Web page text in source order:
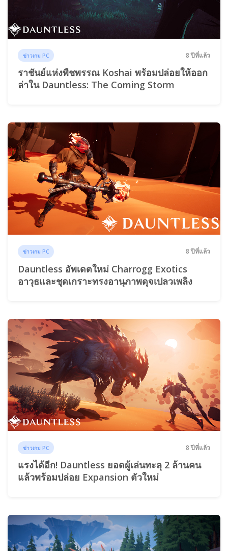
ข่าวเกม PC 8 ปีที่แล้ว
ราชันย์แห่งพืชพรรณ Koshai พร้อมปล่อยให้ออก
ล่าใน Dauntless: The Coming Storm
ข่าวเกม PC 8 ปีที่แล้ว
Dauntless อัพเดตใหม่ Charrogg Exotics
อาวุธและชุดเกราะทรงอานุภาพดุจเปลวเพลิง
ข่าวเกม PC 8 ปีที่แล้ว
แรงได้อีก! Dauntless ยอดผู้เล่นทะลุ 2 ล้านคน
แล้วพร้อมปล่อย Expansion ตัวใหม่